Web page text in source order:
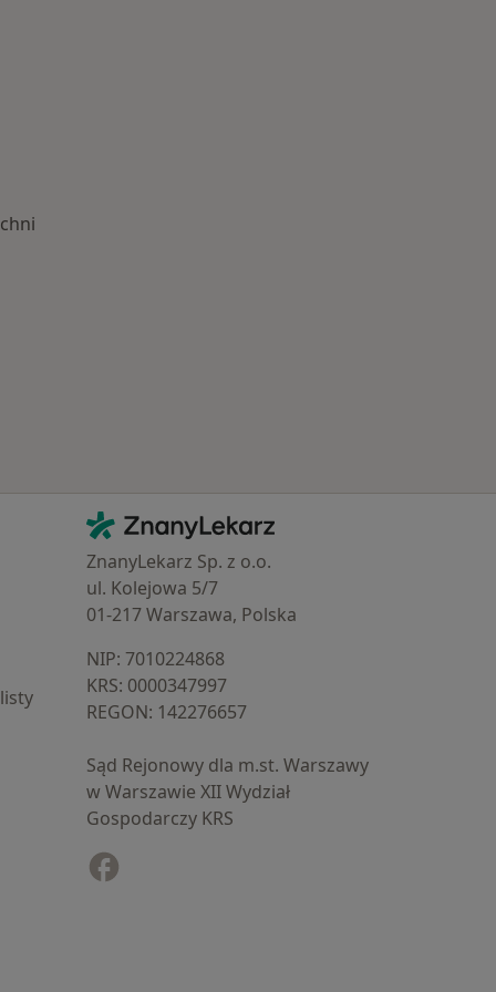
Kontakt
ZnanyLekarz - Strona główna
ZnanyLekarz Sp. z o.o.
ul. Kolejowa 5/7
01-217 Warszawa, Polska
NIP: ⁠7010224868
KRS: ⁠0000347997
REGON: ⁠142276657
Sąd Rejonowy dla m.st. Warszawy
w Warszawie XII Wydział
Gospodarczy KRS